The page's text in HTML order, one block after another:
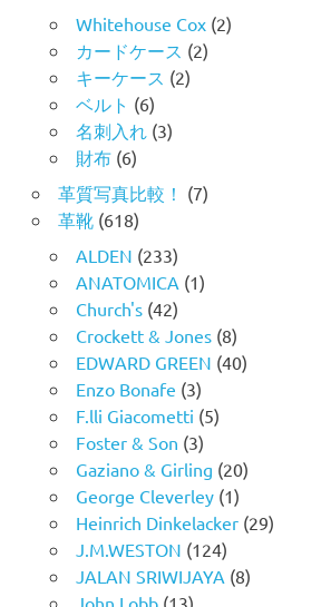
Whitehouse Cox(2)
カードケース (2)
キーケース (2)
ベルト (6)
名刺入れ (3)
財布(6)
革質写真比較！ (7)
革靴(618)
ALDEN (233)
ANATOMICA (1)
Church's(42)
Crockett & Jones(8)
EDWARD GREEN (40)
Enzo Bonafe (3)
F.lli Giacometti (5)
Foster & Son (3)
Gaziano & Girling (20)
George Cleverley(1)
Heinrich Dinkelacker(29)
J.M.WESTON (124)
JALAN SRIWIJAYA (8)
John Lobb(13)